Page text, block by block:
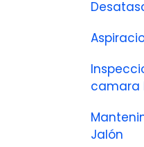
camara
Jalón